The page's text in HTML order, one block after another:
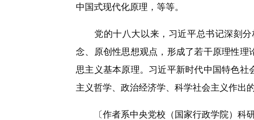
中国式现代化原理，等等。
党的十八大以来，习近平总书记深刻分
念、原创性思想观点，形成了若干原理性
思主义基本原理。习近平新时代中国特色
主义哲学、政治经济学、科学社会主义作出
〔作者系中央党校（国家行政学院）科研